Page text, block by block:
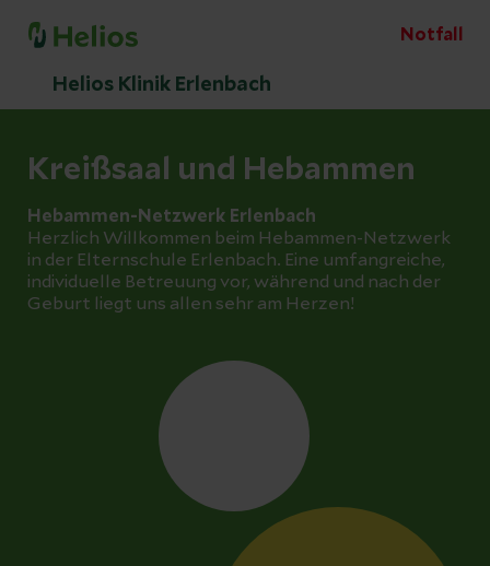
Notfall
Helios Klinik Erlenbach
Kreißsaal und Hebammen
Hebammen-Netzwerk Erlenbach
Herzlich Willkommen beim Hebammen-Netzwerk
in der Elternschule Erlenbach. Eine umfangreiche,
individuelle Betreuung vor, während und nach der
Geburt liegt uns allen sehr am Herzen!